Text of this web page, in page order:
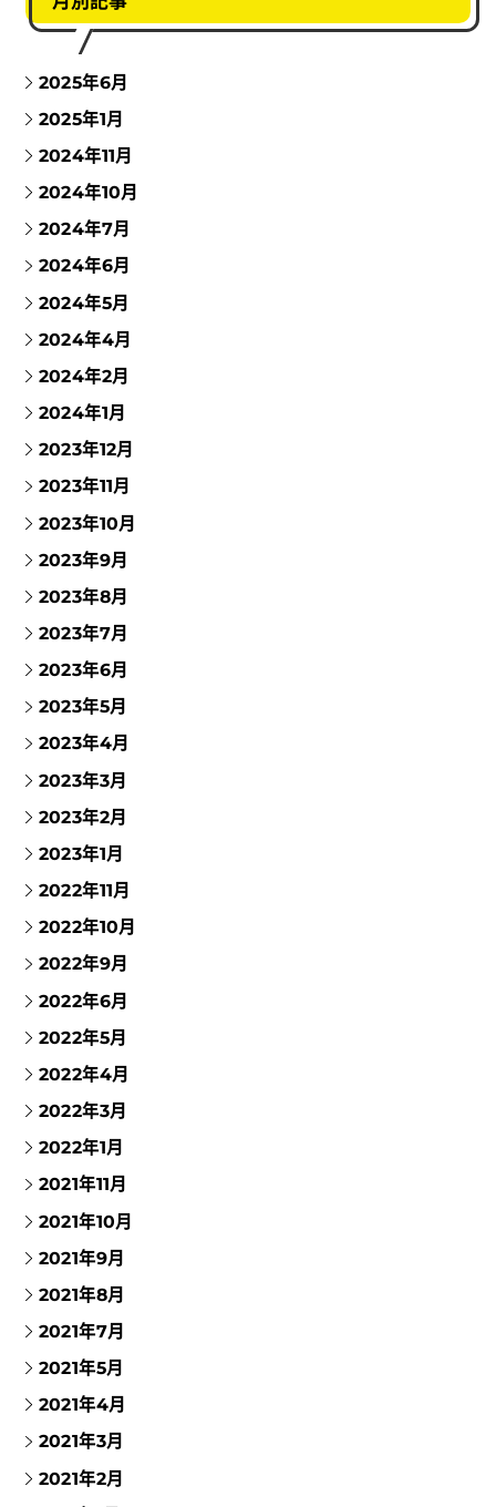
2025年6月
2025年1月
2024年11月
2024年10月
2024年7月
2024年6月
2024年5月
2024年4月
2024年2月
2024年1月
2023年12月
2023年11月
2023年10月
2023年9月
2023年8月
2023年7月
2023年6月
2023年5月
2023年4月
2023年3月
2023年2月
2023年1月
2022年11月
2022年10月
2022年9月
2022年6月
2022年5月
2022年4月
2022年3月
2022年1月
2021年11月
2021年10月
2021年9月
2021年8月
2021年7月
2021年5月
2021年4月
2021年3月
2021年2月